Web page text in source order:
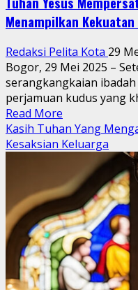
Menampilkan
Redaksi Pelita Kota 29
Bogor, 29 Mei 2025 –
serangkangkaian
perjamuan kudus yang
Read More
more
about
Yesus
Kita:
GPIAI
Bermazmur
Menampilkan
Kekuatan
Persatuan!
Kasih Tuhan Yang
Kesaksian Keluarga